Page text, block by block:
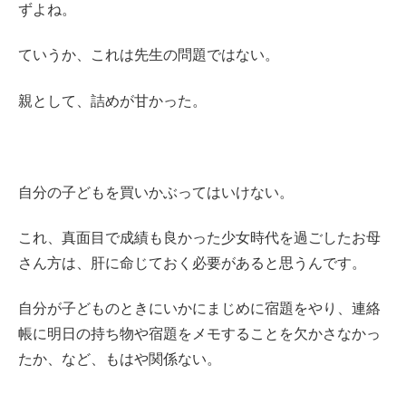
ずよね。
ていうか、これは先生の問題ではない。
親として、詰めが甘かった。
自分の子どもを買いかぶってはいけない。
これ、真面目で成績も良かった少女時代を過ごしたお母
さん方は、肝に命じておく必要があると思うんです。
自分が子どものときにいかにまじめに宿題をやり、連絡
帳に明日の持ち物や宿題をメモすることを欠かさなかっ
たか、など、もはや関係ない。